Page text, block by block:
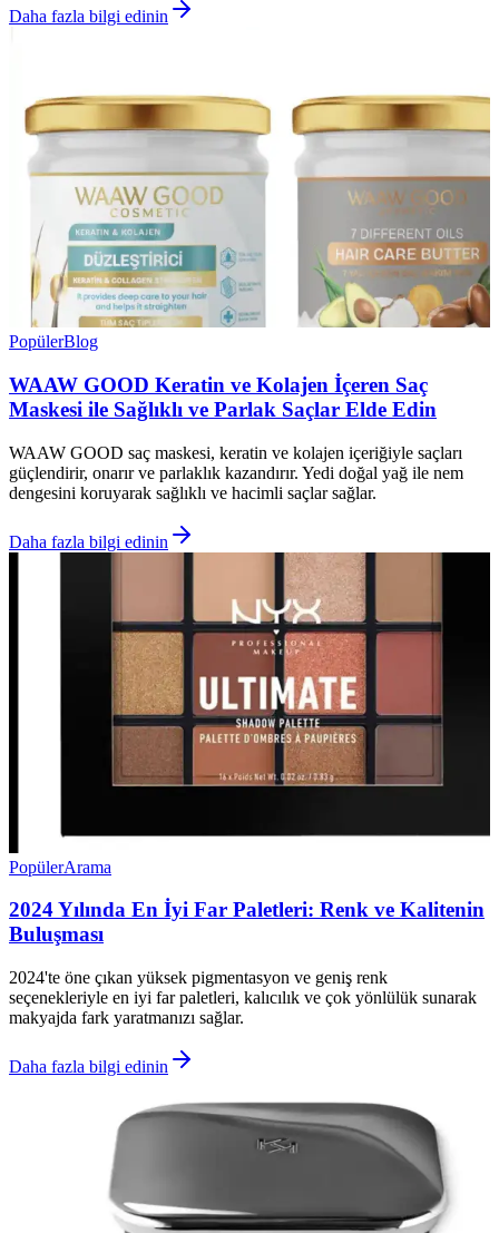
Daha fazla bilgi edinin
PopülerBlog
WAAW GOOD Keratin ve Kolajen İçeren Saç
Maskesi ile Sağlıklı ve Parlak Saçlar Elde Edin
WAAW GOOD saç maskesi, keratin ve kolajen içeriğiyle saçları
güçlendirir, onarır ve parlaklık kazandırır. Yedi doğal yağ ile nem
dengesini koruyarak sağlıklı ve hacimli saçlar sağlar.
Daha fazla bilgi edinin
PopülerArama
2024 Yılında En İyi Far Paletleri: Renk ve Kalitenin
Buluşması
2024'te öne çıkan yüksek pigmentasyon ve geniş renk
seçenekleriyle en iyi far paletleri, kalıcılık ve çok yönlülük sunarak
makyajda fark yaratmanızı sağlar.
Daha fazla bilgi edinin